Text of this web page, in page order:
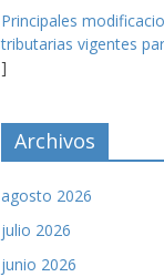
Principales
tributarias vigentes
]
Archivos
agosto 2026
julio 2026
junio 2026